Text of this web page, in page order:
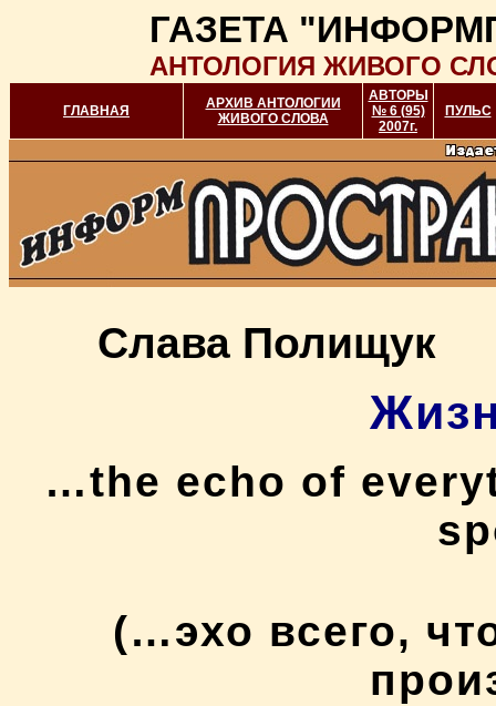
ГАЗЕТА
АНТОЛОГИЯ ЖИВОГО
ГЛАВНАЯ
АРХИВ АНТОЛОГИИ
ЖИВОГО СЛОВА
АВТОРЫ
№ 6 (95)
2007г.
ПУЛЬС
Слава Полищук
…the echo of
(…эхо всего,